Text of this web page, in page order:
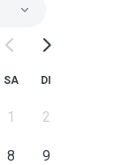
SA DI
1 2
8 9